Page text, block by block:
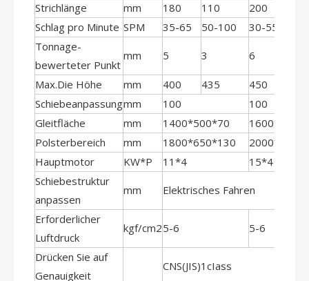
Strichlänge
mm 180 110 200
Schlag pro Minute SPM 35-65 50-100 30-55
Tonnage-
bewerteter Punkt
mm 5 3 6
Max.Die Höhe mm 400 435 450
Schiebeanpassungmm 100
100
Gleitfläche
mm 1400*500*70
Polsterbereich
mm 1800*650*130
Hauptmotor
KW*P 11*4
15*4
Schiebestruktur
anpassen
mm Elektrisches Fahren
Erforderlicher
Luftdruck
kgf/cm25-6 5-6
Drücken Sie auf
Genauigkeit
CNS(JIS)1cIass